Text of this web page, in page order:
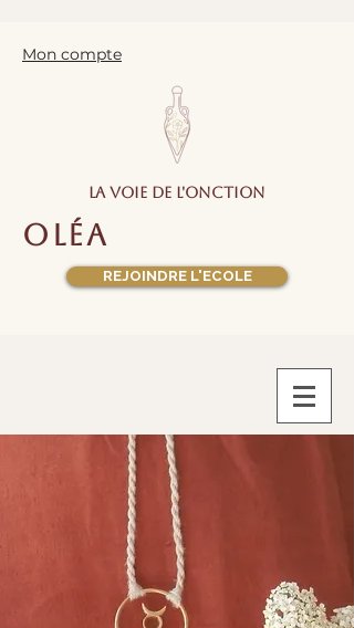
Mon compte
la voie de l'onction
oléa
REJOINDRE L'ECOLE